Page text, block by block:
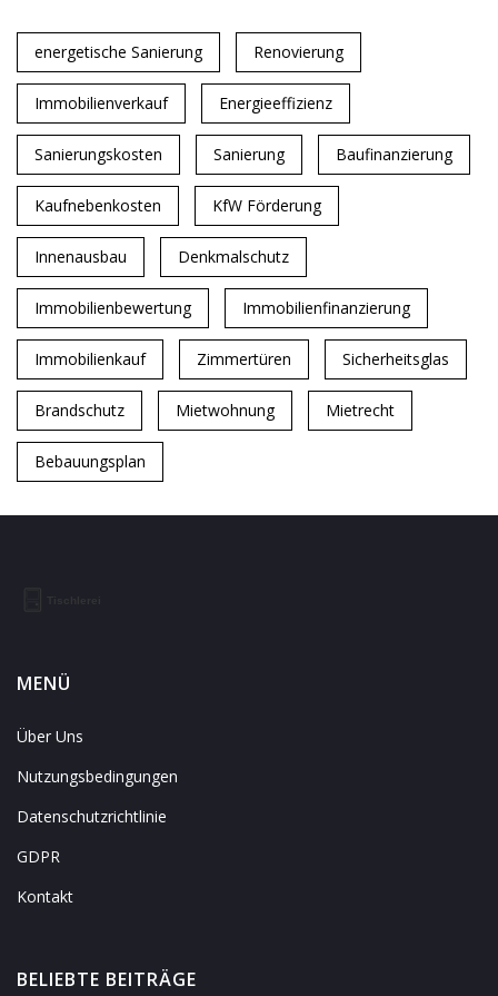
energetische Sanierung Renovierung
Immobilienverkauf Energieeffizienz
Sanierungskosten Sanierung Baufinanzierung
Kaufnebenkosten KfW Förderung
Innenausbau Denkmalschutz
Immobilienbewertung Immobilienfinanzierung
Immobilienkauf Zimmertüren Sicherheitsglas
Brandschutz Mietwohnung Mietrecht
Bebauungsplan
MENÜ
Über Uns
Nutzungsbedingungen
Datenschutzrichtlinie
GDPR
Kontakt
BELIEBTE BEITRÄGE